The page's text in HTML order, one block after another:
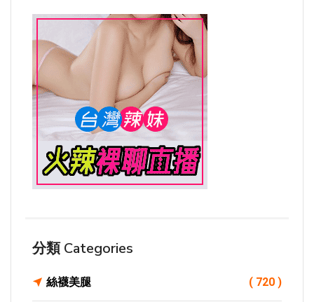
分類 Categories
絲襪美腿 ( 720 )